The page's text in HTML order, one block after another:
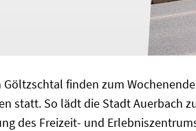
finden zum
statt. So lädt die Stadt Auerbach
des Freizeit- und